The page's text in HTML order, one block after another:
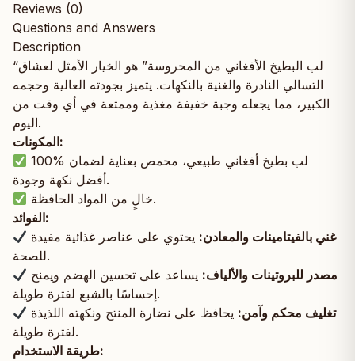
Reviews (0)
Questions and Answers
Description
“لب البطيخ الأفغاني من المحروسة” هو الخيار الأمثل لعشاق
التسالي النادرة والغنية بالنكهات. يتميز بجودته العالية وحجمه
الكبير، مما يجعله وجبة خفيفة مغذية وممتعة في أي وقت من
اليوم.
المكونات:
100% لب بطيخ أفغاني طبيعي، محمص بعناية لضمان
أفضل نكهة وجودة.
خالٍ من المواد الحافظة.
الفوائد:
غني بالفيتامينات والمعادن: يحتوي على عناصر غذائية مفيدة
للصحة.
مصدر للبروتينات والألياف: يساعد على تحسين الهضم ويمنح
إحساسًا بالشبع لفترة طويلة.
تغليف محكم وآمن: يحافظ على نضارة المنتج ونكهته اللذيذة
لفترة طويلة.
طريقة الاستخدام: